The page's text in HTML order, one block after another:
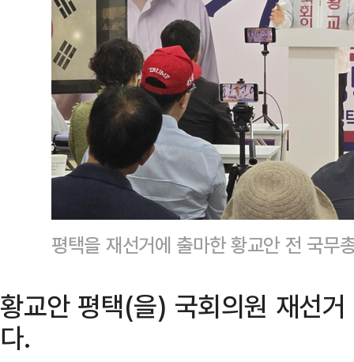
평택을 재선거에 출마한 황교안 전 국
황교안 평택(을) 국회의원 재선
다.